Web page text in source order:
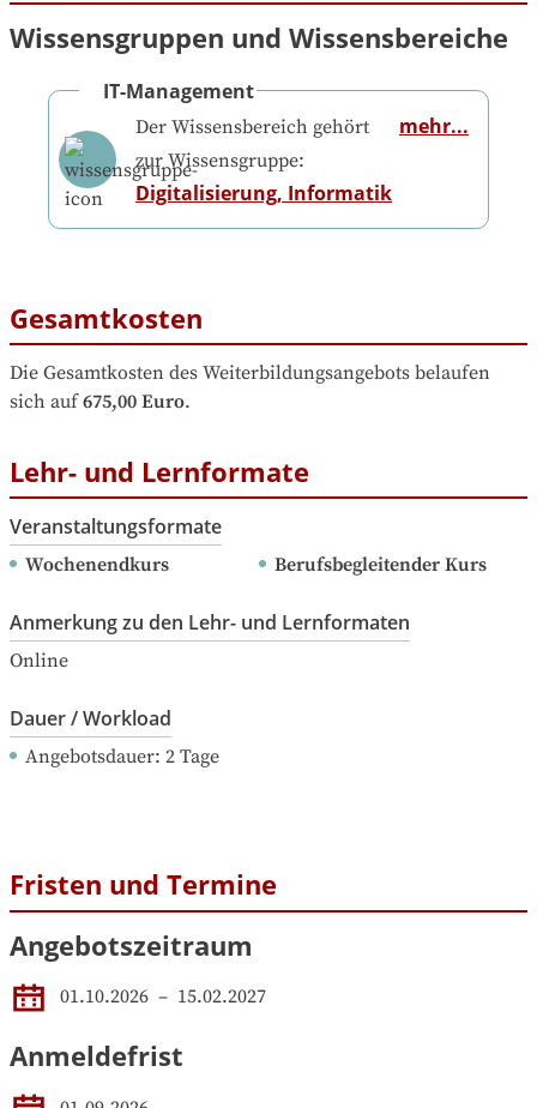
Wissensgruppen und Wissensbereiche
IT-Management
Der Wissensbereich gehört
zur Wissensgruppe:
Digitalisierung, Informatik
mehr...
Gesamtkosten
Die Gesamtkosten des Weiterbildungsangebots belaufen
sich auf 675,00 Euro.
Lehr- und Lernformate
Veranstaltungsformate
Wochenendkurs Berufsbegleitender Kurs
Anmerkung zu den Lehr- und Lernformaten
Online
Dauer / Workload
Angebotsdauer: 2 Tage
Fristen und Termine
Angebotszeitraum
01.10.2026 – 15.02.2027
Anmeldefrist